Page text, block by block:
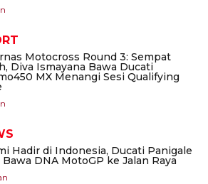
Motocross Round 3: Sempat
Diva Ismayana Bawa Ducati
MX Menangi Sesi Qualifying
Hadir di Indonesia, Ducati Panigale
Bawa DNA MotoGP ke Jalan Raya